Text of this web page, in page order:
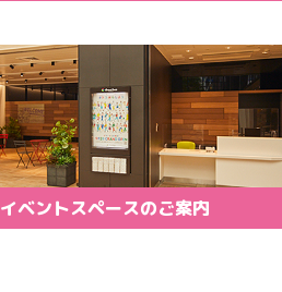
イベントスペースのご案内